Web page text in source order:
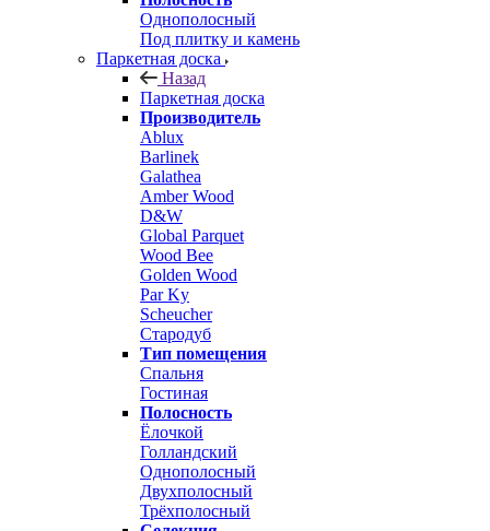
Однополосный
Под плитку и камень
Паркетная доска
Назад
Паркетная доска
Производитель
Ablux
Barlinek
Galathea
Amber Wood
D&W
Global Parquet
Wood Bee
Golden Wood
Par Ky
Scheucher
Стародуб
Тип помещения
Спальня
Гостиная
Полосность
Ёлочкой
Голландский
Однополосный
Двухполосный
Трёхполосный